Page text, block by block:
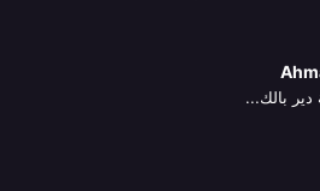
دير بالك...